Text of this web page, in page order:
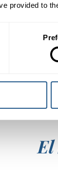
provided to